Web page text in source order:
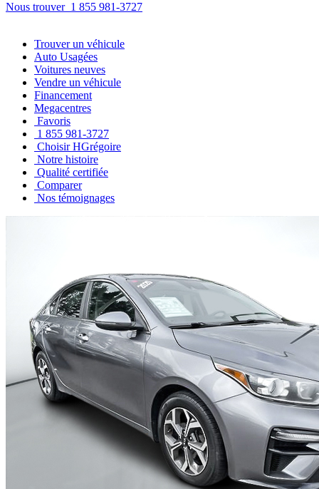
Nous trouver 1 855 981-3727
Trouverun véhicule
Auto Usagées
Voitures neuves
Vendre un véhicule
Financement
Megacentres
Favoris
1 855 981-3727
Choisir HGrégoire
Notre histoire
Qualité certifiée
Comparer
Nos témoignages